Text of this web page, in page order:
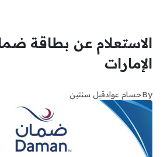
الاستعلام عن بطاقة
الإمارات
Byحسام عوادقبل سنتين